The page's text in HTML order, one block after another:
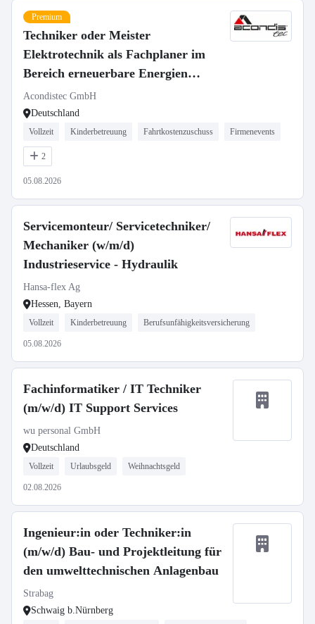
Premium
Techniker oder Meister
Elektrotechnik als Fachplaner im
Bereich erneuerbare Energien
(m/w/d)
Acondistec GmbH
Deutschland
Vollzeit Kinderbetreuung Fahrtkostenzuschuss Firmenevents
2
05.08.2026
Servicemonteur/ Servicetechniker/
Mechaniker (w/m/d)
Industrieservice - Hydraulik
Hansa-flex Ag
Hessen, Bayern
Vollzeit Kinderbetreuung Berufsunfähigkeitsversicherung
05.08.2026
Fachinformatiker / IT Techniker
(m/w/d) IT Support Services
wu personal GmbH
Deutschland
Vollzeit Urlaubsgeld Weihnachtsgeld
02.08.2026
Ingenieur:in oder Techniker:in
(m/w/d) Bau- und Projektleitung für
den umwelttechnischen Anlagenbau
Strabag
Schwaig b.Nürnberg